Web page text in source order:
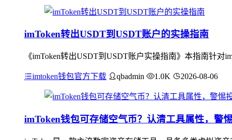
imToken转出USDT到USDT账户的实操指南
《imToken转出USDT到USDT账户实操指南》本指南针
imtoken钱包官方下载 qbadmin 1.0K 2026-08-06
imToken钱包可存储空气币？认清工具属性，警